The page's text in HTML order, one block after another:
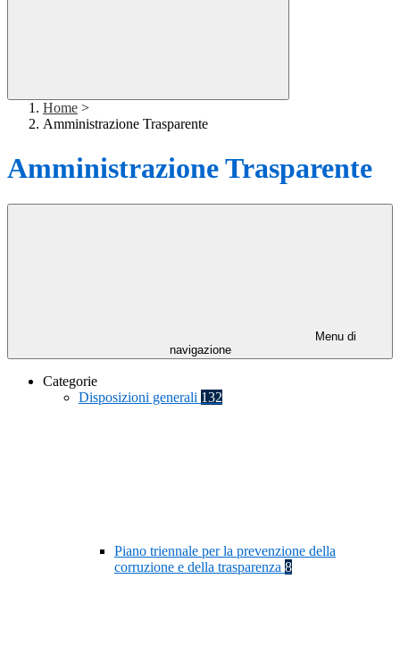
Home >
Amministrazione Trasparente
Amministrazione Trasparente
Menu di
navigazione
Categorie
Disposizioni generali 132
Piano triennale per la prevenzione della
corruzione e della trasparenza 8